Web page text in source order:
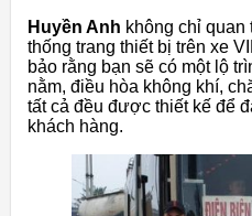
Huyền Anh không chỉ quan
thống trang thiết bị trên xe
bảo rằng bạn sẽ có một lộ
nằm, điều hòa không khí,
tất cả đều được thiết kế để
khách hàng.